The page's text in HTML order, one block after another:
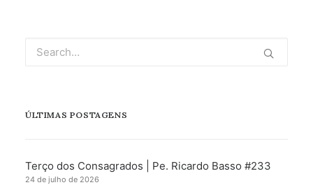
ÚLTIMAS POSTAGENS
Terço dos Consagrados | Pe. Ricardo Basso #233
24 de julho de 2026